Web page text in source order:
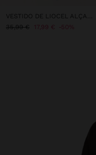
35,99 €
17,99 € 50%